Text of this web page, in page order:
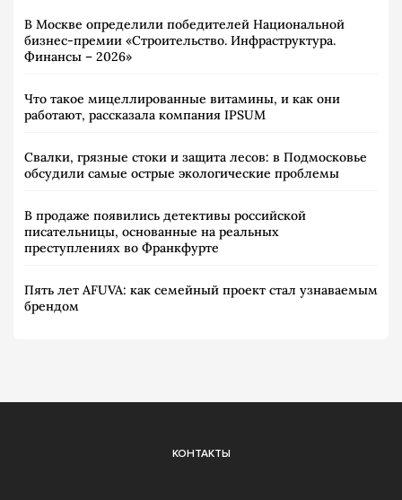
В Москве определили победителей Национальной
бизнес-премии «Строительство. Инфраструктура.
Финансы – 2026»
Что такое мицеллированные витамины, и как они
работают, рассказала компания IPSUM
Свалки, грязные стоки и защита лесов: в Подмосковье
обсудили самые острые экологические проблемы
В продаже появились детективы российской
писательницы, основанные на реальных
преступлениях во Франкфурте
Пять лет AFUVA: как семейный проект стал узнаваемым
брендом
КОНТАКТЫ